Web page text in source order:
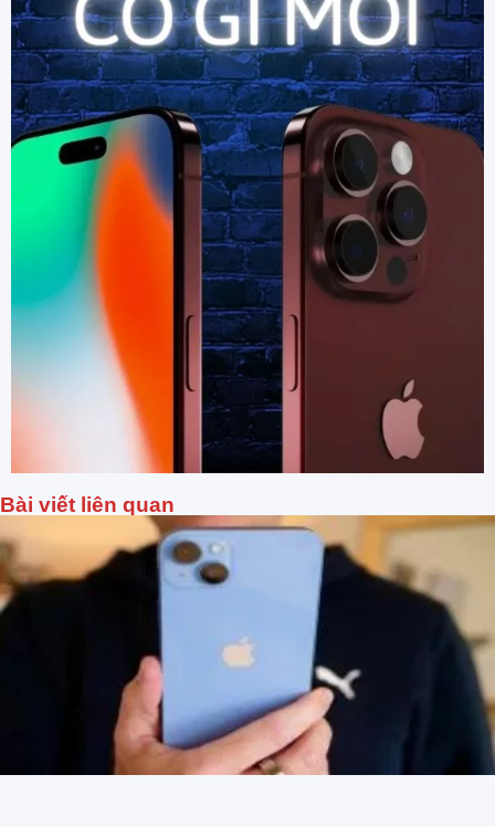
Bài viết liên quan